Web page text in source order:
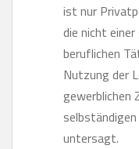
ist nur
die nicht
beruflichen
Nutzung der
gewerblichen
untersagt.